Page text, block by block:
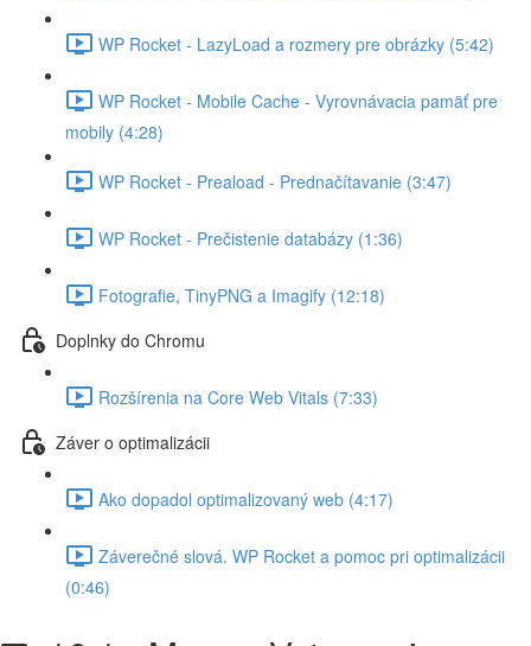
WP Rocket - LazyLoad a rozmery pre obrázky (5:42)
WP Rocket - Mobile Cache - Vyrovnávacia pamäť pre
mobily (4:28)
WP Rocket - Preaload - Prednačítavanie (3:47)
WP Rocket - Prečistenie databázy (1:36)
Fotografie, TinyPNG a Imagify (12:18)
Doplnky do Chromu
Rozšírenia na Core Web Vitals (7:33)
Záver o optimalizácii
Ako dopadol optimalizovaný web (4:17)
Záverečné slová. WP Rocket a pomoc pri optimalizácii
(0:46)